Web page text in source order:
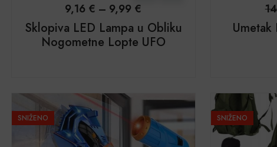
9,16 € – 9,99 €
Sklopiva LED Lampa u Obliku
Nogometne Lopte UFO
Umetak
SNIŽENO SNIŽENO